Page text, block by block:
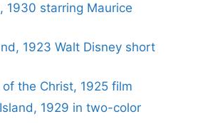
1930 starring Maurice
1923 Walt Disney short
the Christ, 1925 film
1929 in two-color